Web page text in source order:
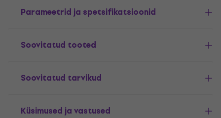
Parameetrid ja spetsifikatsioonid
Soovitatud tooted
Soovitatud tarvikud
Küsimused ja vastused